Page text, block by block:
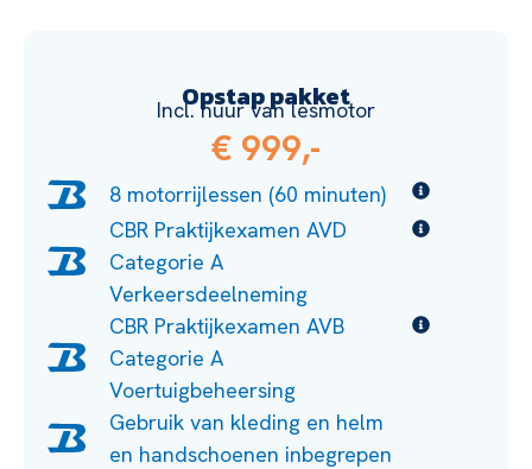
Opstap pakket
Incl. huur van lesmotor
€ 999,-
8 motorrijlessen (60 minuten)
CBR Praktijkexamen AVD
Categorie A
Verkeersdeelneming
CBR Praktijkexamen AVB
Categorie A
Voertuigbeheersing
Gebruik van kleding en helm
en handschoenen inbegrepen